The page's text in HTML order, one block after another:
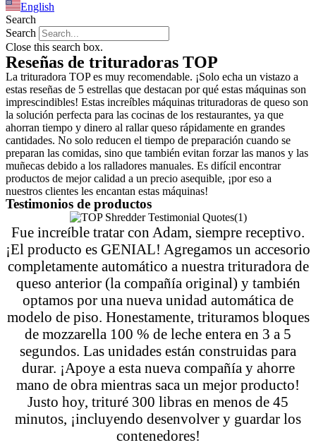
English
Search
Search
Close this search box.
Reseñas de trituradoras TOP
La trituradora TOP es muy recomendable. ¡Solo echa un vistazo a
estas reseñas de 5 estrellas que destacan por qué estas máquinas son
imprescindibles! Estas increíbles máquinas trituradoras de queso son
la solución perfecta para las cocinas de los restaurantes, ya que
ahorran tiempo y dinero al rallar queso rápidamente en grandes
cantidades. No solo reducen el tiempo de preparación cuando se
preparan las comidas, sino que también evitan forzar las manos y las
muñecas debido a los ralladores manuales. Es difícil encontrar
productos de mejor calidad a un precio asequible, ¡por eso a
nuestros clientes les encantan estas máquinas!
Testimonios de productos
Fue increíble tratar con Adam, siempre receptivo.
¡El producto es GENIAL! Agregamos un accesorio
completamente automático a nuestra trituradora de
queso anterior (la compañía original) y también
optamos por una nueva unidad automática de
modelo de piso. Honestamente, trituramos bloques
de mozzarella 100 % de leche entera en 3 a 5
segundos. Las unidades están construidas para
durar. ¡Apoye a esta nueva compañía y ahorre
mano de obra mientras saca un mejor producto!
Justo hoy, trituré 300 libras en menos de 45
minutos, ¡incluyendo desenvolver y guardar los
contenedores!